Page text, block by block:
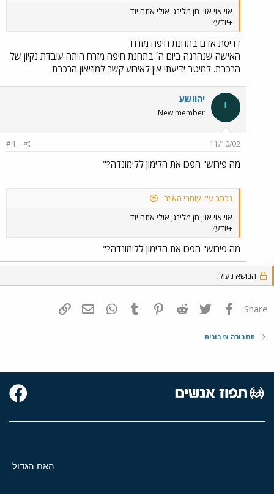
אוי אוי אוי, חן מלינג, אולי אתה יוד
+יודע?
דריסת אדם בתחנת חיפה מזרח
האישה שנהרגה ביום ה´ בתחנת חיפה מזרח היתה עובדת נקיון של
הרכבת. למיטב ידיעתי אין לאירוע קשר למוזיאון הרכבת.
י יהוושע
New member
11/10/02
#4
מה פירוש" הפכו את הלימון ללימונדה?"
נכתב ע"י עומרי האוזר:
אוי אוי אוי, חן מלינג, אולי אתה יוד
+יודע?
מה פירוש" הפכו את הלימון ללימונדה?"
הנושא נעול.
Share: פייסבוק Twitter
Reddit
Pinterest
Tumblr
WhatsAppדואר אלקטרוני
תחבורה ציבורית
האח הגדול